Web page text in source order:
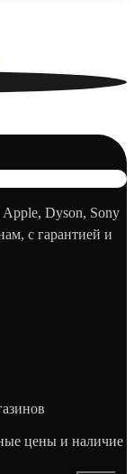
Dyson, Sony
с гарантией и
цены и наличие